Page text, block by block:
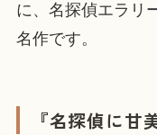
に、名探偵エラリ
名作です。
『名探偵に甘